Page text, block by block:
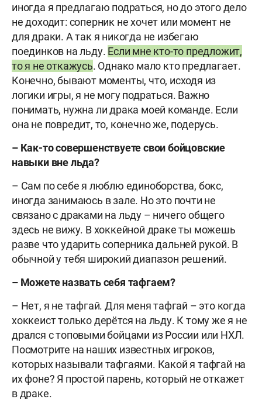
иногда я предлагаю подраться, но до этого дело
не доходит: соперник не хочет или момент не
для драки. А так я никогда не избегаю
поединков на льду. Если мне кто-то предложит,
то я не откажусь. Однако мало кто предлагает.
Конечно, бывают моменты, что, исходя из
логики игры, я не могу подраться. Важно
понимать, нужна ли драка моей команде. Если
она не повредит, то, конечно же, подерусь.
– Как-то совершенствуете свои бойцовские
навыки вне льда?
– Сам по себе я люблю единоборства, бокс,
иногда занимаюсь в зале. Но это почти не
связано с драками на льду – ничего общего
здесь не вижу. В хоккейной драке ты можешь
разве что ударить соперника дальней рукой. В
обычной у тебя широкий диапазон решений.
– Можете назвать себя тафгаем?
– Нет, я не тафгай. Для меня тафгай – это когда
хоккеист только дерётся на льду. К тому же я не
дрался с топовыми бойцами из России или НХЛ.
Посмотрите на наших известных игроков,
которых называли тафгаями. Какой я тафгай на
их фоне? Я простой парень, который не откажет
в драке.